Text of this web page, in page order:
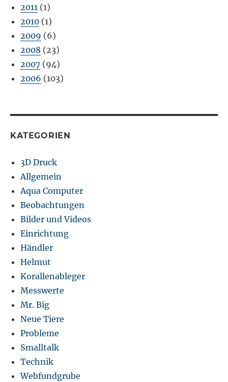
2011 (1)
2010 (1)
2009 (6)
2008 (23)
2007 (94)
2006 (103)
KATEGORIEN
3D Druck
Allgemein
Aqua Computer
Beobachtungen
Bilder und Videos
Einrichtung
Händler
Helmut
Korallenableger
Messwerte
Mr. Big
Neue Tiere
Probleme
Smalltalk
Technik
Webfundgrube